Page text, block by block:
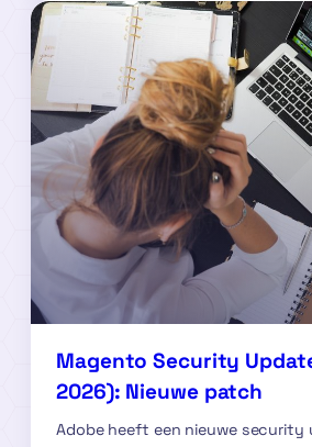
Magento Security
2026): Nieuwe patch
Adobe heeft een nieuwe security